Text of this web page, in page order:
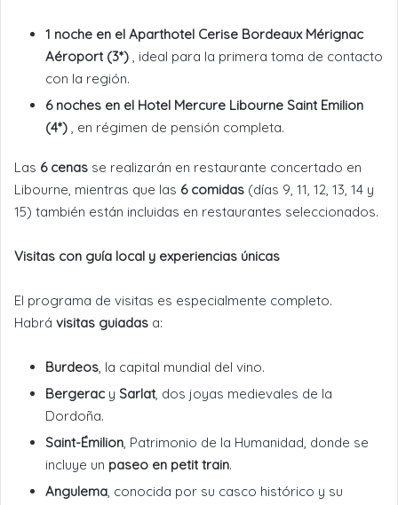
1 noche en el Aparthotel Cerise Bordeaux Mérignac
Aéroport (3*) , ideal para la primera toma de contacto
con la región.
6 noches en el Hotel Mercure Libourne Saint Emilion
(4*) , en régimen de pensión completa.
Las 6 cenas se realizarán en restaurante concertado en
Libourne, mientras que las 6 comidas (días 9, 11, 12, 13, 14 y
15) también están incluidas en restaurantes seleccionados.
Visitas con guía local y experiencias únicas
El programa de visitas es especialmente completo.
Habrá visitas guiadas a:
Burdeos , la capital mundial del vino.
Bergerac y Sarlat , dos joyas medievales de la
Dordoña.
Saint-Émilion , Patrimonio de la Humanidad, donde se
incluye un paseo en petit train.
Angulema , conocida por su casco histórico y su